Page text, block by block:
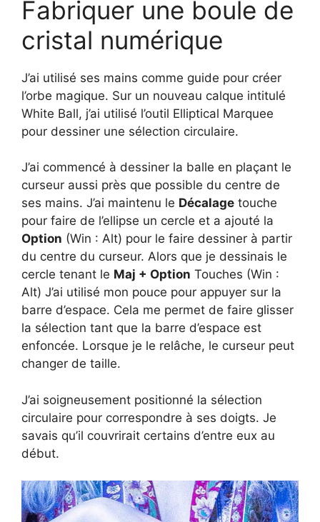
Fabriquer une boule de
cristal numérique
J’ai utilisé ses mains comme guide pour créer
l’orbe magique. Sur un nouveau calque intitulé
White Ball, j’ai utilisé l’outil Elliptical Marquee
pour dessiner une sélection circulaire.
J’ai commencé à dessiner la balle en plaçant le
curseur aussi près que possible du centre de
ses mains. J’ai maintenu le Décalage touche
pour faire de l’ellipse un cercle et a ajouté la
Option (Win : Alt) pour le faire dessiner à partir
du centre du curseur. Alors que je dessinais le
cercle tenant le Maj + Option Touches (Win :
Alt) J’ai utilisé mon pouce pour appuyer sur la
barre d’espace. Cela me permet de faire glisser
la sélection tant que la barre d’espace est
enfoncée. Lorsque je le relâche, le curseur peut
changer de taille.
J’ai soigneusement positionné la sélection
circulaire pour correspondre à ses doigts. Je
savais qu’il couvrirait certains d’entre eux au
début.